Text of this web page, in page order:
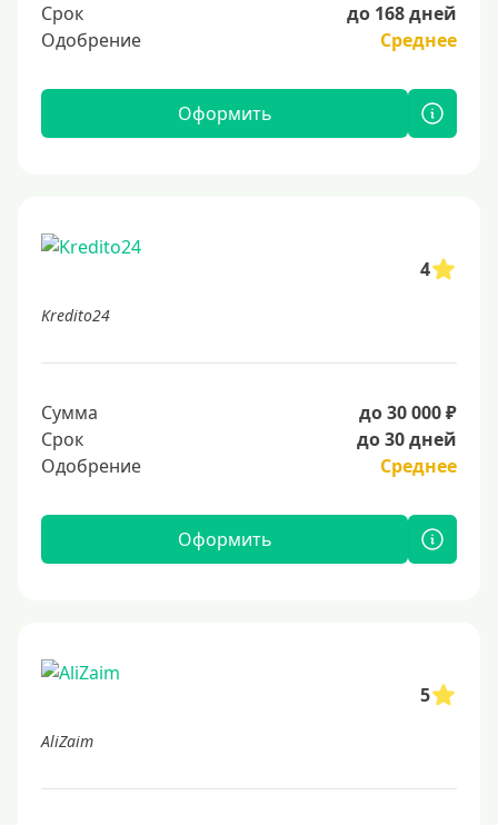
Срок
до 168 дней
Одобрение
Среднее
Оформить
4
Kredito24
Сумма
до 30 000 ₽
Срок
до 30 дней
Одобрение
Среднее
Оформить
5
AliZaim